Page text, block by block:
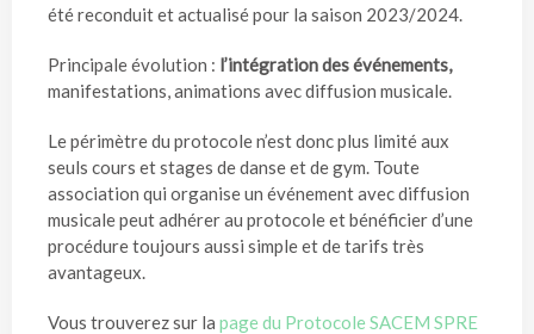
été reconduit et actualisé pour la saison 2023/2024.
Principale évolution : l’intégration des événements,
manifestations, animations avec diffusion musicale.
Le périmètre du protocole n’est donc plus limité aux
seuls cours et stages de danse et de gym. Toute
association qui organise un événement avec diffusion
musicale peut adhérer au protocole et bénéficier d’une
procédure toujours aussi simple et de tarifs très
avantageux.
Vous trouverez sur la page du Protocole SACEM SPRE